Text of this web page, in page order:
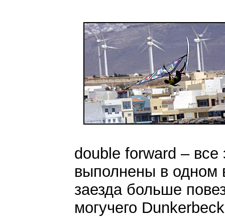
double forward –
выполнены в одном
заезда больше
могучего